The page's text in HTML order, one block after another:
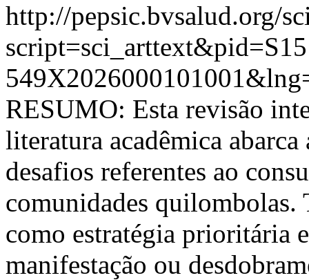
http://pepsic.bvsalud.org/
RESUMO: Esta revisão
literatura acadêmica
desafios referentes ao
comunidades quilombolas.
como estratégia prioritária
manifestação ou